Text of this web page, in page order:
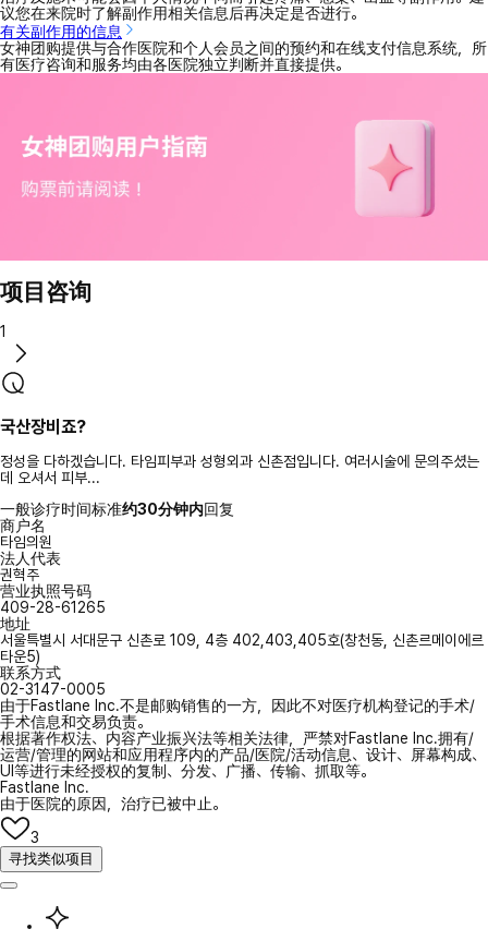
议您在来院时了解副作用相关信息后再决定是否进行。
有关副作用的信息
女神团购提供与合作医院和个人会员之间的预约和在线支付信息系统，所
有医疗咨询和服务均由各医院独立判断并直接提供。
项目咨询
1
국산장비죠?
정성을 다하겠습니다. 타임피부과 성형외과 신촌점입니다. 여러시술에 문의주셨는
데 오셔서 피부...
一般诊疗时间标准约30分钟内回复
商户名
타임의원
法人代表
권혁주
营业执照号码
409-28-61265
地址
서울특별시 서대문구 신촌로 109, 4층 402,403,405호(창천동, 신촌르메이에르
타운5)
联系方式
02-3147-0005
由于Fastlane Inc.不是邮购销售的一方，因此不对医疗机构登记的手术/
手术信息和交易负责。
根据著作权法、内容产业振兴法等相关法律，严禁对Fastlane Inc.拥有/
运营/管理的网站和应用程序内的产品/医院/活动信息、设计、屏幕构成、
UI等进行未经授权的复制、分发、广播、传输、抓取等。
Fastlane Inc.
由于医院的原因，治疗已被中止。
3
寻找类似项目